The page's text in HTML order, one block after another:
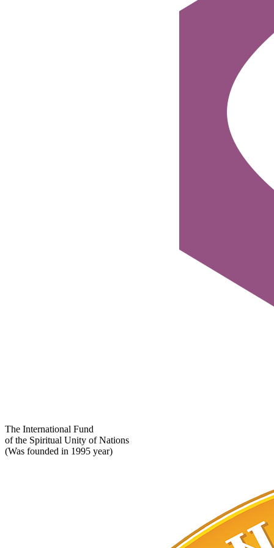
The International Fund
of the Spiritual Unity of Nations
(Was founded in 1995 year)